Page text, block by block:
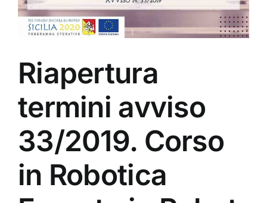
Riapertura
termini avviso
33/2019. Corso
in Robotica